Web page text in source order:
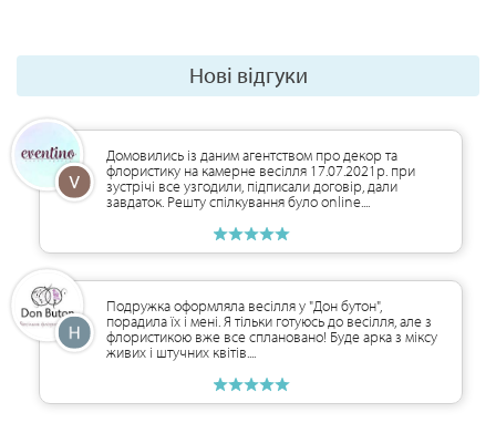
Нові відгуки
Домовились із даним агентством про декор та
флористику на камерне весілля 17.07.2021р. при
зустрічі все узгодили, підписали договір, дали
завдаток. Решту спілкування було online....
Подружка оформляла весілля у "Дон бутон",
порадила їх і мені. Я тільки готуюсь до весілля, але з
флористикою вже все сплановано! Буде арка з міксу
живих і штучних квітів....